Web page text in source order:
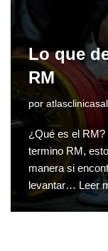
Lo que
RM
por
¿Qué es el
termino RM,
manera si
levantar… Leer